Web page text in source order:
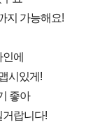
지 가능해요!
에
시있게!
좋아
거랍니다!